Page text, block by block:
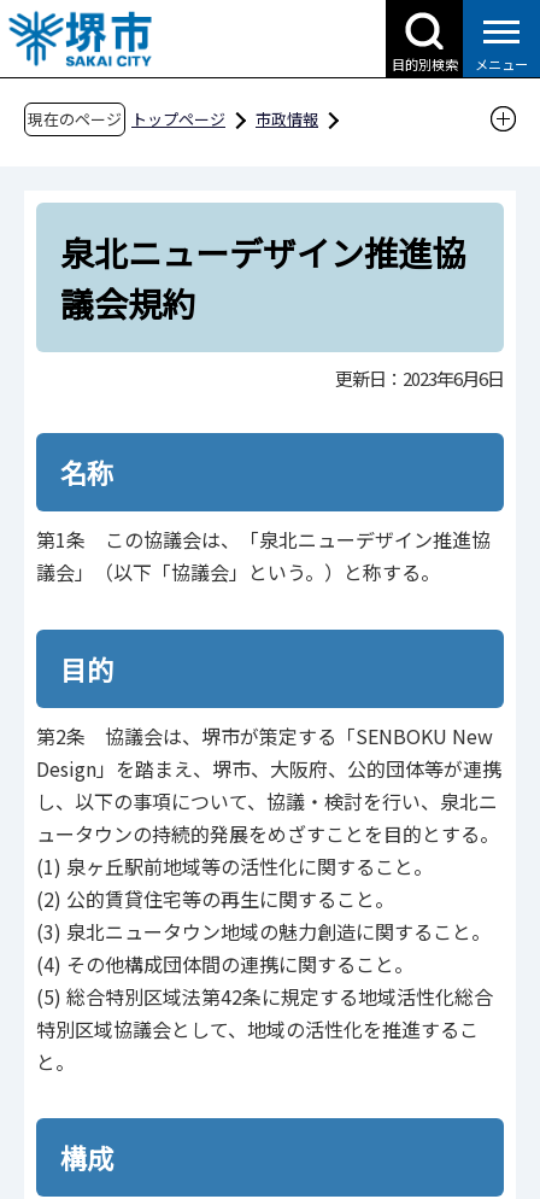
こ
の
ペ
目的別検索 メニュー
現在のページ トップページ
市政情報
行政情報・計画
泉北ニューデザイン推進協議会
泉北ニューデザイン推進協
議会規約
更新日：2023年6月6日
名称
第1条 この協議会は、「泉北ニューデザイン推進協
議会」（以下「協議会」という。）と称する。
目的
第2条 協議会は、堺市が策定する「SENBOKU New
Design」を踏まえ、堺市、大阪府、公的団体等が連携
し、以下の事項について、協議・検討を行い、泉北ニ
ュータウンの持続的発展をめざすことを目的とする。
(1) 泉ヶ丘駅前地域等の活性化に関すること。
(2) 公的賃貸住宅等の再生に関すること。
(3) 泉北ニュータウン地域の魅力創造に関すること。
(4) その他構成団体間の連携に関すること。
(5) 総合特別区域法第42条に規定する地域活性化総合
特別区域協議会として、地域の活性化を推進するこ
と。
構成